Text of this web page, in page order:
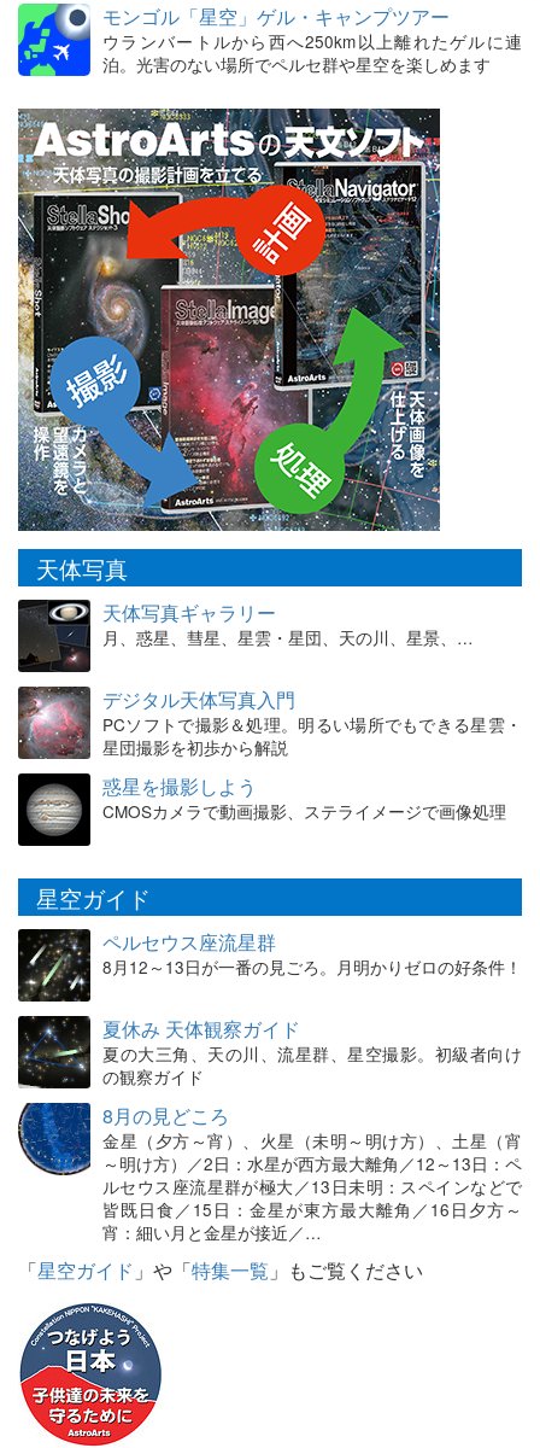
モンゴル「星空」ゲル・キャンプツアー
ウランバートルから西へ250km以上離れたゲルに連
泊。光害のない場所でペルセ群や星空を楽しめます
天体写真
天体写真ギャラリー
月、惑星、彗星、星雲・星団、天の川、星景、…
デジタル天体写真入門
PCソフトで撮影＆処理。明るい場所でもできる星雲・
星団撮影を初歩から解説
惑星を撮影しよう
CMOSカメラで動画撮影、ステライメージで画像処理
星空ガイド
ペルセウス座流星群
8月12～13日が一番の見ごろ。月明かりゼロの好条件！
夏休み 天体観察ガイド
夏の大三角、天の川、流星群、星空撮影。初級者向け
の観察ガイド
8月の見どころ
金星（夕方～宵）、火星（未明～明け方）、土星（宵
～明け方）／2日：水星が西方最大離角／12～13日：ペ
ルセウス座流星群が極大／13日未明：スペインなどで
皆既日食／15日：金星が東方最大離角／16日夕方～
宵：細い月と金星が接近／…
「星空ガイド 」や「特集一覧 」もご覧ください